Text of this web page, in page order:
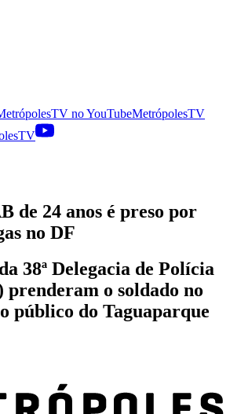
noYouTubeMetrópolesTV
de 24 anos é preso por
no DF
38ª Delegacia de Polícia
prenderam o soldado no
público do Taguaparque